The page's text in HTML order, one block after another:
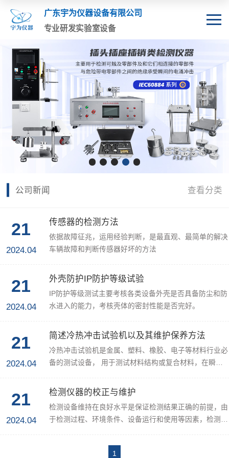
广东宇为仪器设备有限公司
专业研发实验室设备
公司新闻 查看分类
21
2024.04
传感器的检测方法
依据故障征兆，运用经验判断，是最直观、最简单的解决
车辆故障和判断传感器好坏的方法
21
2024.04
外壳防护IP防护等级试验
IP防护等级测试主要考核各类设备外壳是否具备防尘和防
水进入的能力，考核壳体的密封性能是否完好。
21
2024.04
简述冷热冲击试验机以及其维护保养方法
冷热冲击试验机是金属、塑料、橡胶、电子等材料行业必
备的测试设备， 用于测试材料结构或复合材料，在瞬间
21
2024.04
检测仪器的校正与维护
检测设备维持在良好水平是保证检测结果正确的前提，由
于检测过程、环境条件、设备运行和使用等因素，检测设
1